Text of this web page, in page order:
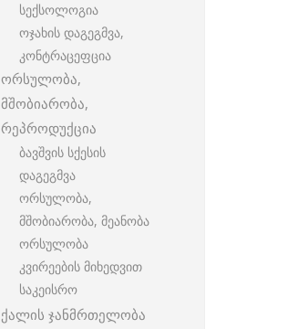
სექსოლოგია
ოჯახის დაგეგმვა,
კონტრაცეფცია
ორსულობა,
მშობიარობა,
რეპროდუქცია
ბავშვის სქესის
დაგეგმვა
ორსულობა,
მშობიარობა, მეანობა
ორსულობა
კვირეების მიხედვით
საკეისრო
ქალის ჯანმრთელობა